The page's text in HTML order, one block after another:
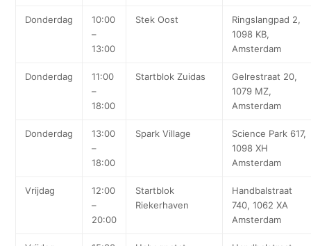
Donderdag
10:00
–
13:00
Stek Oost
Ringslangpad 2,
1098 KB,
Amsterdam
Donderdag
11:00
–
18:00
Startblok Zuidas
Gelrestraat 20,
1079 MZ,
Amsterdam
Donderdag
13:00
–
18:00
Spark Village
Science Park 617,
1098 XH
Amsterdam
Vrijdag
12:00
–
20:00
Startblok
Riekerhaven
Handbalstraat
740, 1062 XA
Amsterdam